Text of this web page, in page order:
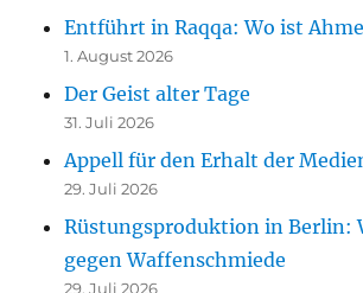
Entführt in Raqqa: Wo ist
1. August 2026
Der Geist alter Tage
31. Juli 2026
Appell für den Erhalt der
29. Juli 2026
Rüstungsproduktion in Berlin:
gegen Waffenschmiede
29. Juli 2026